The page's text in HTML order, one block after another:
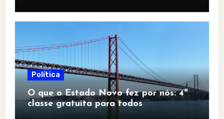
Política
O que o Estado Novo fez por nós: 4ª
classe gratuita para todos